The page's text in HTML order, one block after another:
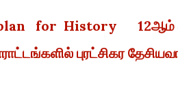
for History 12ஆம்
புரட்சிகர